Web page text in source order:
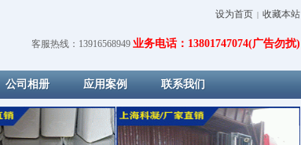
设为首页 | 收藏本站
客服热线：13916568949 业务电话：13801747074(广告勿扰)
公司相册 应用案例 联系我们